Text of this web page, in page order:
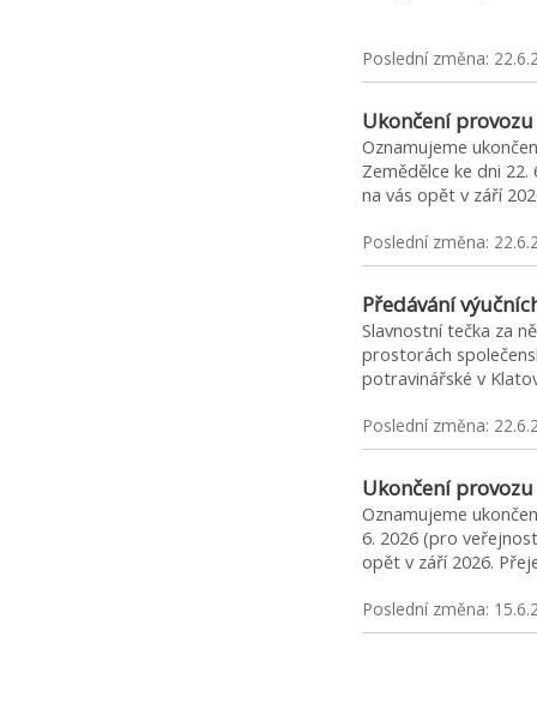
Poslední změna:
Ukončení
Oznamujeme
Zemědělce ke dni
na vás opět v září
Poslední změna:
Předávání
Slavnostní tečka za
prostorách
potravinářské v
Poslední změna:
Ukončení
Oznamujeme
6. 2026 (pro
opět v září 2026.
Poslední změna: